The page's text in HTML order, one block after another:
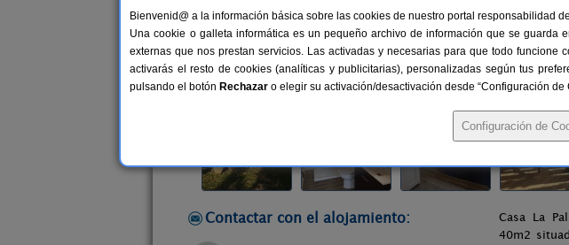
Casa Las Palmeras
Casa Rural en Conil (Cádiz)
Alquiler completo 2+1 plazas 41 km de Cádiz Compartir:
Contactar con el alojamiento:
Casa La
40m2
Bienvenid@ a la información básica sobre las cookies de nuestro portal responsabilidad de
Una cookie o galleta informática es un pequeño archivo de información que se
externas que nos prestan servicios. Las activadas y necesarias para que todo
activarás el resto de cookies (analíticas y publicitarias), personalizadas según tus
pulsando el botón Rechazar o elegir su activación/desactivación desde “Configuración